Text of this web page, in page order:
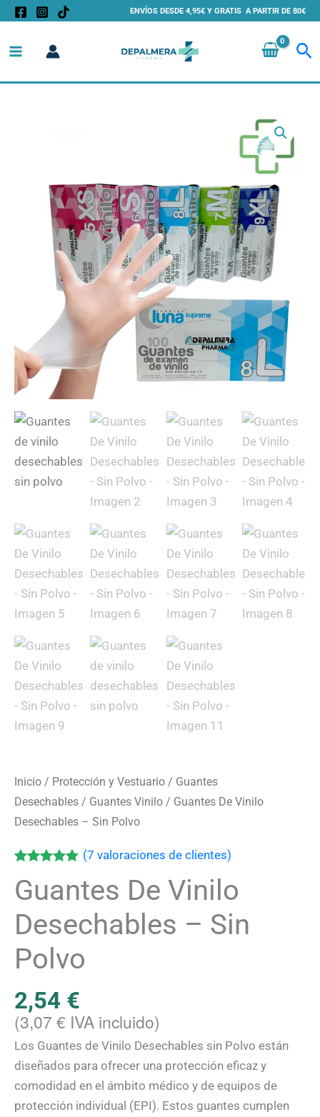
contenido
ENVÍOS DESDE 4,95€ Y GRATIS A PARTIR DE 80€
Inicio / Protección y Vestuario / Guantes
Desechables / Guantes Vinilo / Guantes De Vinilo
Desechables – Sin Polvo
con4.86de
5 en base a
de clientes
(7 valoraciones de clientes)
Guantes De Vinilo
Desechables – Sin
Polvo
2,54 €
(3,07 € IVA incluido)
Los Guantes de Vinilo Desechables sin Polvo están
diseñados para ofrecer una protección eficaz y
comodidad en el ámbito médico y de equipos de
protección individual (EPI). Estos guantes cumplen
cantidad